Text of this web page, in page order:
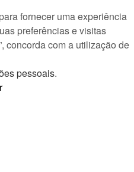
fornecer uma experiência
preferências e visitas
concorda com a utilização de
pessoais.